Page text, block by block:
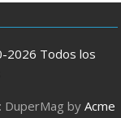
2026 Todos los
DuperMag by Acme